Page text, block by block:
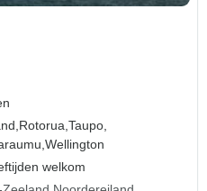
Rotorua,Taupo,
Wellington
welkom